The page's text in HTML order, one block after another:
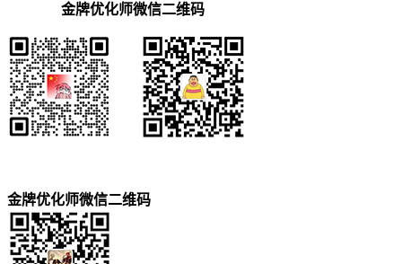
金牌优化师微信二维码
金牌优化师微信二维码